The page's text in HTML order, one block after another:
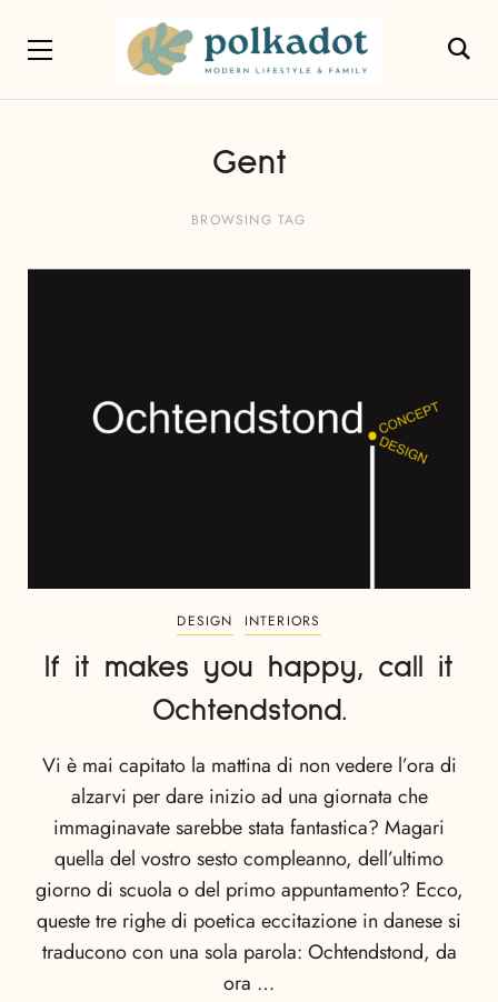
Gent
BROWSING TAG
DESIGN INTERIORS
If it makes you happy, call it
Ochtendstond.
Vi è mai capitato la mattina di non vedere l’ora di
alzarvi per dare inizio ad una giornata che
immaginavate sarebbe stata fantastica? Magari
quella del vostro sesto compleanno, dell’ultimo
giorno di scuola o del primo appuntamento? Ecco,
queste tre righe di poetica eccitazione in danese si
traducono con una sola parola: Ochtendstond, da
ora …